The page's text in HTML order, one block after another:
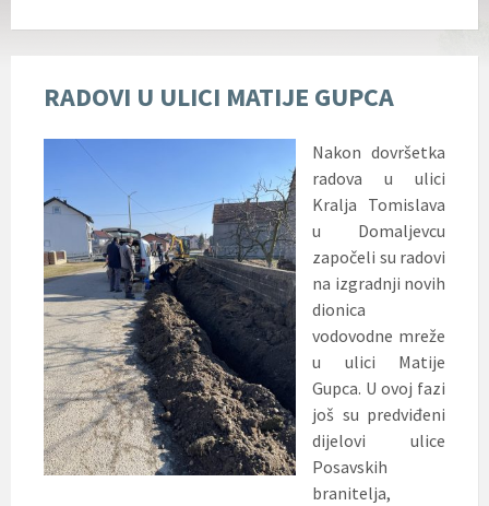
RADOVI U ULICI MATIJE GUPCA
Nakon dovršetka
radova u ulici
Kralja Tomislava
u Domaljevcu
započeli su radovi
na izgradnji novih
dionica
vodovodne mreže
u ulici Matije
Gupca. U ovoj fazi
još su predviđeni
dijelovi ulice
Posavskih
branitelja,